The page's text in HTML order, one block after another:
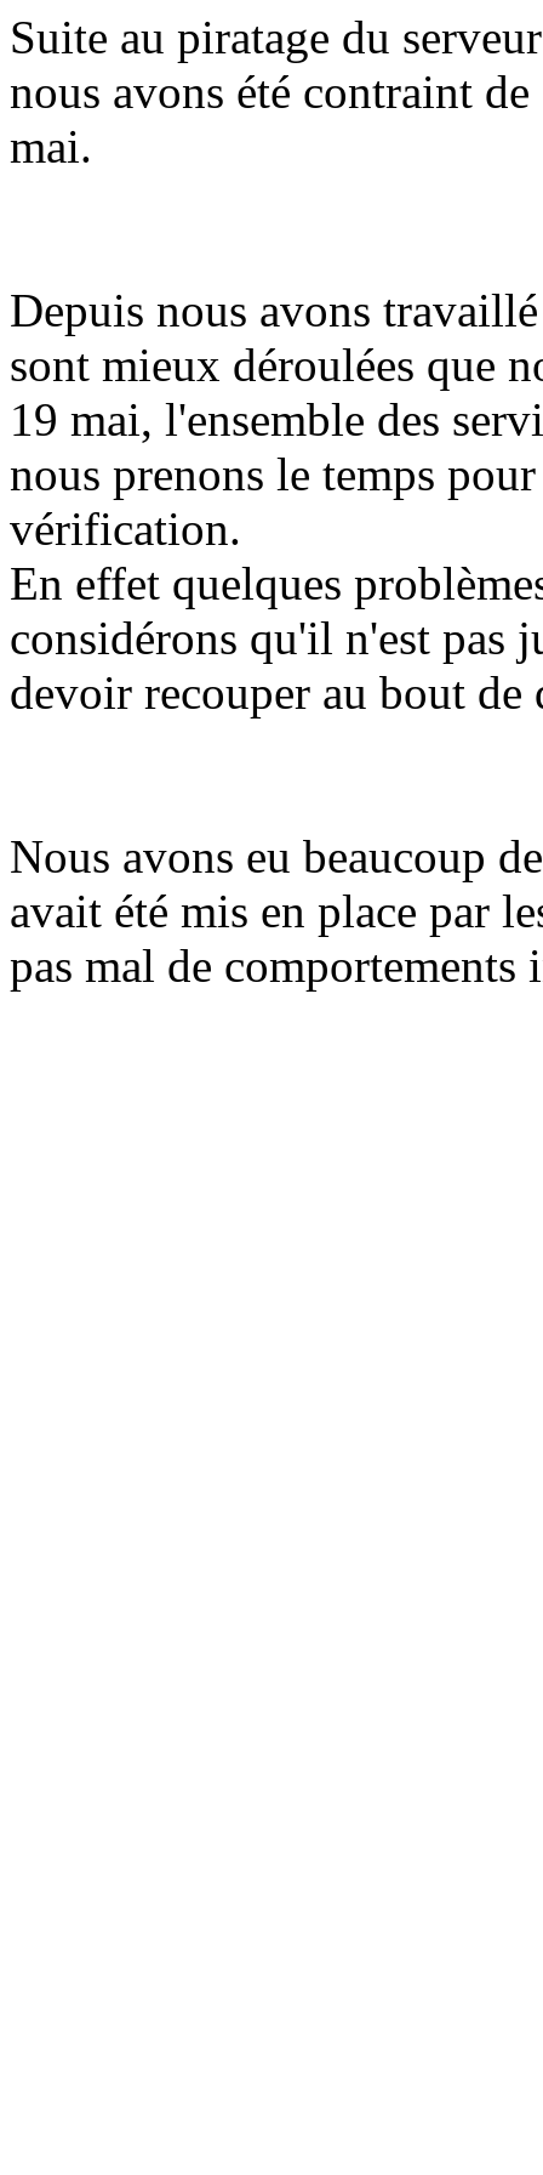
Suite au piratage du
nous avons été contraint
mai.
Depuis nous avons
sont mieux déroulées que
19 mai, l'ensemble des
nous prenons le temps
vérification.
En effet quelques
considérons qu'il n'est pas
devoir recouper au bout de
Nous avons eu beaucoup
avait été mis en place par
pas mal de comportements